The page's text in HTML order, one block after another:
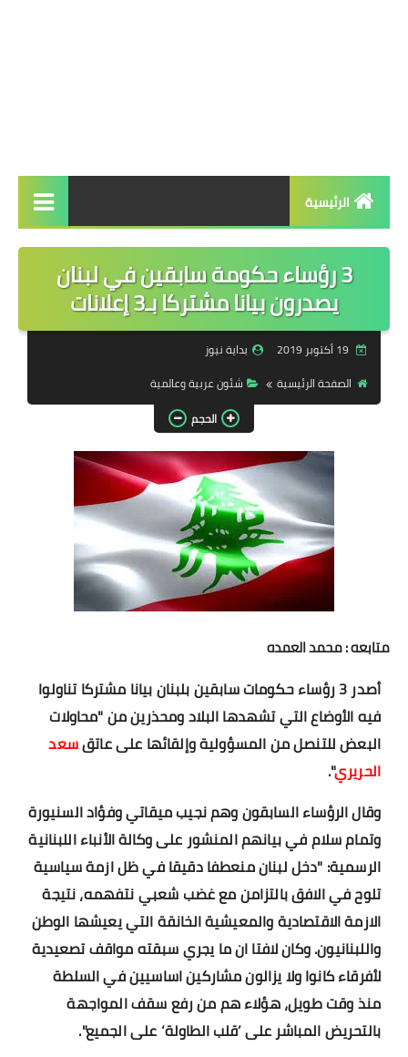
الرئيسية
الرئيسية
أخبار عاجلة
سياسة
تحقيقات
مقالات واراء
محافظات
القاهرة
القليوبية
الجيزة
الدقهلية
سوهاج
شمال سيناء
أخبار الرياضة
أخبار الفن
صحة
البوابة التعليمية
المزيد
3 رؤساء حكومة سابقين في لبنان
يصدرون بيانا مشتركا بـ3 إعلانات
بداية نيوز
الصفحة الرئيسية
شئون عربية وعالمية
الحجم
متابعه : محمد العمده
أصدر 3 رؤساء حكومات سابقين بلبنان بيانا مشتركا تناولوا
فيه الأوضاع التي تشهدها البلاد ومحذرين من "محاولات
البعض للتنصل من المسؤولية وإلقائها على عاتقسعد
الحريري".
وقال الرؤساء السابقون وهم نجيب ميقاتي وفؤاد السنيورة
وتمام سلام في بيانهم المنشور على وكالة الأنباء اللبنانية
الرسمية: "دخل لبنان منعطفا دقيقا في ظل ازمة سياسية
تلوح في الافق بالتزامن مع غضب شعبي نتفهمه، نتيجة
الازمة الاقتصادية والمعيشية الخانقة التي يعيشها الوطن
واللبنانيون. وكان لافتا ان ما يجري سبقته مواقف تصعيدية
لأفرقاء كانوا ولا يزالون مشاركين اساسيين في السلطة
منذ وقت طويل، هؤلاء هم من رفع سقف المواجهة
بالتحريض المباشر على ’قلب الطاولة‘ على الجميع".